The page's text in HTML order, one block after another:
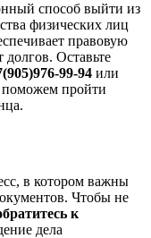
способ выйти из
физических лиц
правовую
Оставьте
99-94 или
пройти
в котором важны
Чтобы не
к
дела